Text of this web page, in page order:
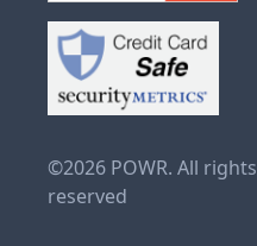
©2026 POWR. All rights
reserved